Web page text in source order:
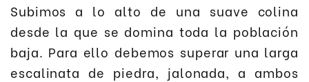
Subimos a lo alto de una suave colina
desde la que se domina toda la población
baja. Para ello debemos superar una larga
escalinata de piedra, jalonada, a ambos